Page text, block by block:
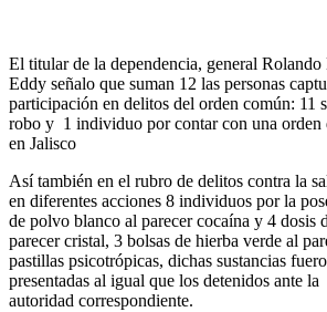
El titular de la dependencia, general
Eddy señalo que suman 12 las personas
participación en delitos del orden común: 11
robo y 1 individuo por contar con una orden
en Jalisco
Así también en el rubro de delitos contra la
en diferentes acciones 8 individuos por la
de polvo blanco al parecer cocaína y 4 dosis
parecer cristal, 3 bolsas de hierba verde al
pastillas psicotrópicas, dichas sustancias
presentadas al igual que los detenidos ante la
autoridad correspondiente.